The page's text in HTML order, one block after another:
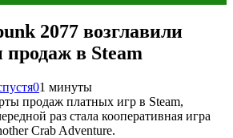
2077 возглавили
в Steam
01 минуты
продаж платных игр в Steam,
раз стала кооперативная игра
Crab Adventure.